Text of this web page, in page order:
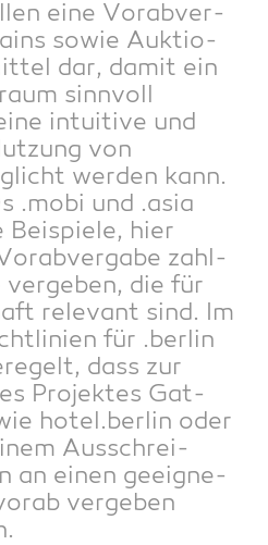
eine Vor­ab­ver­
sowie Auk­tio­
dar, damit ein
sinn­voll
intui­ti­ve und
von
wer­den kann.
.mobi und .asia
Bei­spie­le, hier
zahl­
die für
rele­vant sind. Im
für .ber­lin
dass zur
Pro­jek­tes Gat­
hotel.berlin oder
Aus­schrei­
an einen geeig­ne­
ver­ge­ben